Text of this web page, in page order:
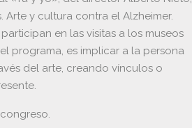
Arte y cultura contra el Alzheimer.
en las visitas a los museos
programa, es implicar a la persona
del arte, creando vínculos o